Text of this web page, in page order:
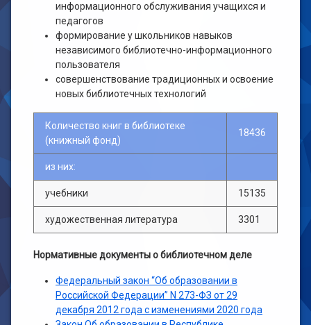
информационного обслуживания учащихся и
педагогов
формирование у школьников навыков
независимого библиотечно-информационного
пользователя
совершенствование традиционных и освоение
новых библиотечных технологий
Количество книг в библиотеке
(книжный фонд)
18436
из них:
учебники 15135
художественная литература 3301
Нормативные документы о библиотечном деле
Федеральный закон “Об образовании в
Российской Федерации” N 273-ФЗ от 29
декабря 2012 года с изменениями 2020 года